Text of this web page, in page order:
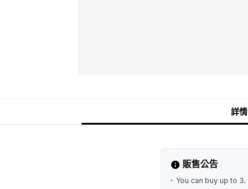
詳情
販售公告
You can buy up to 3.